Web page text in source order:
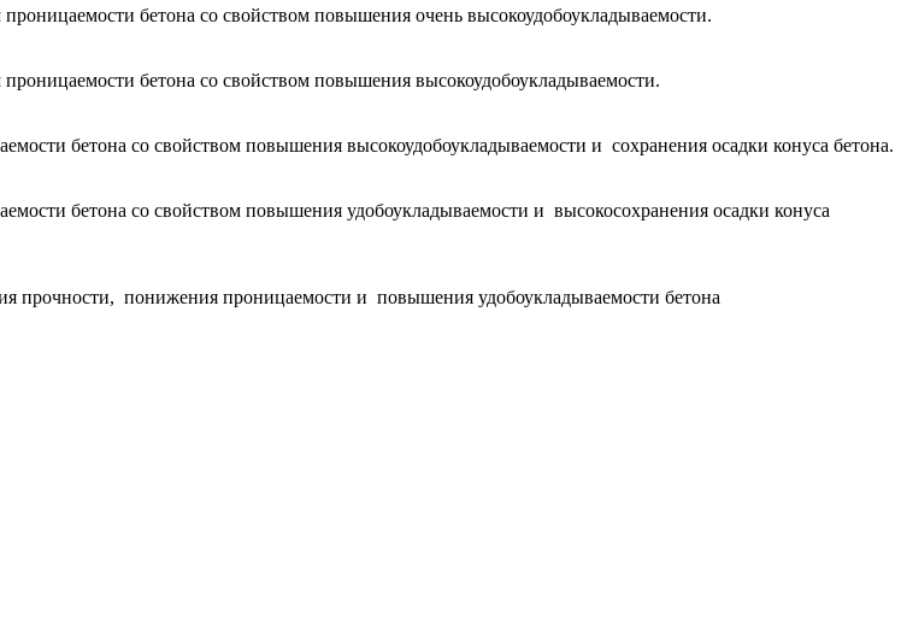
бетона со свойством повышения очень высокоудобоукладываемости.
бетона со свойством повышения высокоудобоукладываемости.
бетона со свойством повышения высокоудобоукладываемости и сохранения осадки конуса бетона.
бетона со свойством повышения удобоукладываемости и высокосохранения осадки конуса
прочности, понижения проницаемости и повышения удобоукладываемости бетона